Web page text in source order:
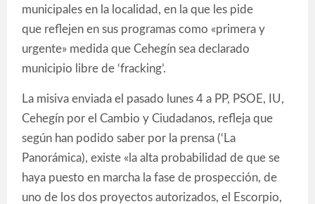
municipales en la localidad, en la que les pide
que reflejen en sus programas como «primera y
urgente» medida que Cehegín sea declarado
municipio libre de ‘fracking’.
La misiva enviada el pasado lunes 4 a PP, PSOE, IU,
Cehegín por el Cambio y Ciudadanos, refleja que
según han podido saber por la prensa (‘La
Panorámica), existe «la alta probabilidad de que se
haya puesto en marcha la fase de prospección, de
uno de los dos proyectos autorizados, el Escorpio,